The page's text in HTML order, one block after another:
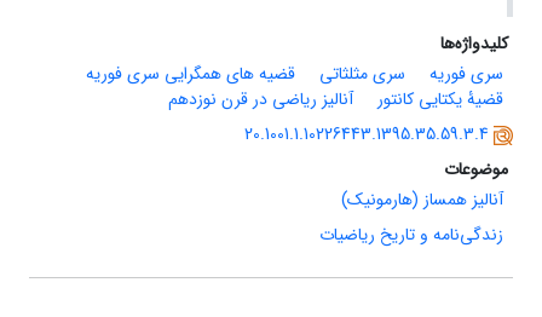
کلیدواژه‌ها
سری فوریه
سری مثلثاتی
قضیه های همگرایی سری فوریه
قضیۀ یکتایی کانتور
آنالیز ریاضی در قرن نوزدهم
20.1001.1.10226443.1395.35.59.3.4
موضوعات
آنالیز همساز (هارمونیک)
زندگی‌نامه و تاریخ ریاضیات